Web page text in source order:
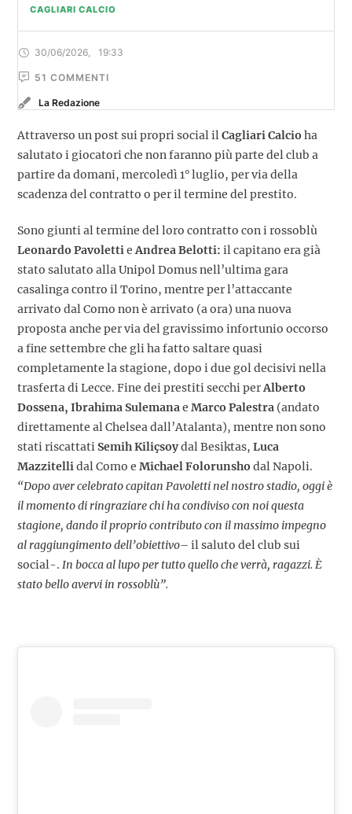
CAGLIARI CALCIO
30/06/2026 19:33
51 COMMENTI
La Redazione
Attraverso un post sui propri social ilCagliari Calcio ha
salutato i giocatori che non faranno più parte del club a
partire da domani, mercoledì 1° luglio, per via della
scadenza del contratto o per il termine del prestito.
Sono giunti al termine del loro contratto con i rossoblù
Leonardo PavolettieAndrea Belotti: il capitano era già
stato salutato alla Unipol Domus nell’ultima gara
casalinga contro il Torino, mentre per l’attaccante
arrivato dal Como non è arrivato (a ora) una nuova
proposta anche per via del gravissimo infortunio occorso
a fine settembre che gli ha fatto saltare quasi
completamente la stagione, dopo i due gol decisivi nella
trasferta di Lecce. Fine dei prestiti secchi perAlberto
Dossena, Ibrahima Sulemanae Marco Palestra (andato
direttamente al Chelsea dall’Atalanta), mentre non sono
stati riscattatiSemih Kiliçsoydal Besiktas, Luca
Mazzitellidal Como e Michael Folorunsho dal Napoli.
“Dopo aver celebrato capitan Pavoletti nel nostro stadio, oggi è
il momento di ringraziare chi ha condiviso con noi questa
stagione, dando il proprio contributo con il massimo impegno
al raggiungimento dell’obiettivo– il saluto del club sui
social-. In bocca al lupo per tutto quello che verrà, ragazzi. È
stato bello avervi in rossoblù”.